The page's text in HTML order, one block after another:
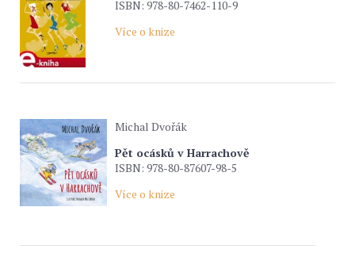
ISBN: 978-80-7462-110-9
Více o knize
Michal Dvořák
Pět ocásků v Harrachově
ISBN: 978-80-87607-98-5
Více o knize